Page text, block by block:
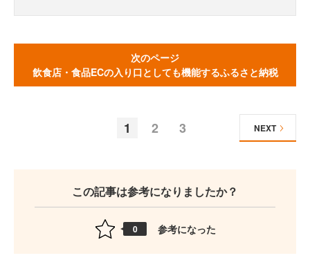
次のページ
飲食店・食品ECの入り口としても機能するふるさと納税
1 2 3 NEXT
この記事は参考になりましたか？
0 参考になった